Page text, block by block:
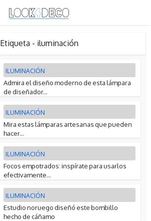
Etiqueta - iluminación
ILUMINACIÓN
Admira el diseño moderno de esta lámpara
de diseñador...
ILUMINACIÓN
Mira estas lámparas artesanas que pueden
hacer...
ILUMINACIÓN
Focos empotrados: inspírate para usarlos
efectivamente...
ILUMINACIÓN
Estudio noruego diseñó este bombillo
hecho de cáñamo